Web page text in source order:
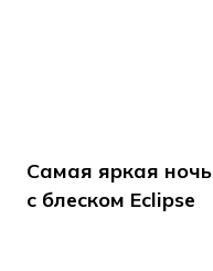
Самая яркая ночь
с блеском Eclipse